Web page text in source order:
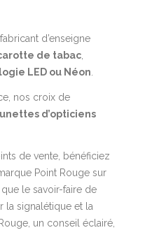
d’enseigne
de tabac
LED ou Néon
nos croix de
d’opticiens
de vente, bénéficiez
Point Rouge sur
le savoir-faire de
la signalétique et la
un conseil éclairé,